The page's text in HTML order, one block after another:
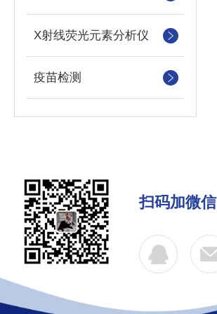
X射线荧光元素分析仪
疫苗检测
扫码加微信